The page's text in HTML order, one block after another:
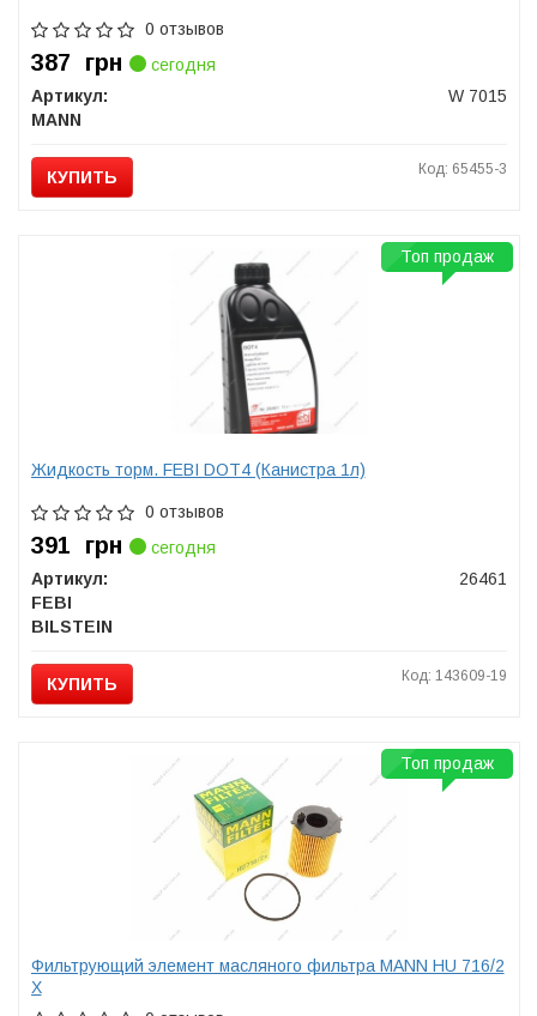
0 отзывов
387 грн
сегодня
Артикул:
W 7015
MANN
КУПИТЬ Код: 65455-3
Жидкость торм. FEBI DOT4 (Канистра 1л)
0 отзывов
391 грн
сегодня
Артикул:
26461
FEBI
BILSTEIN
КУПИТЬ Код: 143609-19
Топ продаж
Фильтрующий элемент масляного фильтра MANN HU 716/2
X
Топ продаж